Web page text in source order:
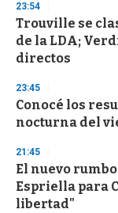
d
s
o
f
3
s
e
c
o
d
s
23:54
Trouville se
de la LDA;
directos
23:45
Conocé los
nocturna del
21:45
El nuevo
Espriella para
libertad"